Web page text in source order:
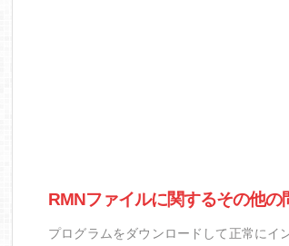
RMNファイルに関するその他の
プログラムをダウンロードして正常にイ